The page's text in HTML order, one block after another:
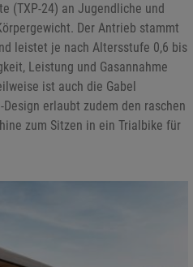
(TXP-24) an Jugendliche und
Der Antrieb stammt
leistet je nach Altersstufe 0,6 bis
Leistung und Gasannahme
ist auch die Gabel
erlaubt zudem den raschen
zum Sitzen in ein Trialbike für